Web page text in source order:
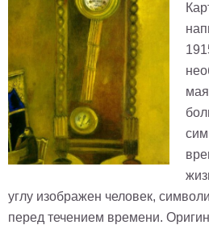
углу изображен человек,
перед течением времени.